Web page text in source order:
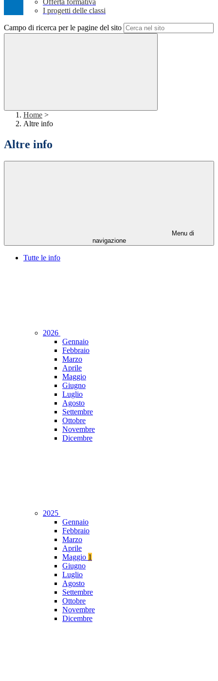
Offerta formativa
I progetti delle classi
Campo di ricerca per le pagine del sito
Home >
Altre info
Altre info
Menu di
navigazione
Tutte le info
2026
Gennaio
Febbraio
Marzo
Aprile
Maggio
Giugno
Luglio
Agosto
Settembre
Ottobre
Novembre
Dicembre
2025
Gennaio
Febbraio
Marzo
Aprile
Maggio 1
Giugno
Luglio
Agosto
Settembre
Ottobre
Novembre
Dicembre